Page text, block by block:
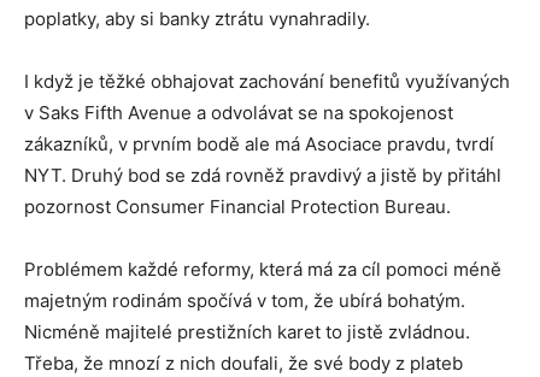
poplatky, aby si banky ztrátu vynahradily.
I když je těžké obhajovat zachování benefitů využívaných
v Saks Fifth Avenue a odvolávat se na spokojenost
zákazníků, v prvním bodě ale má Asociace pravdu, tvrdí
NYT. Druhý bod se zdá rovněž pravdivý a jistě by přitáhl
pozornost Consumer Financial Protection Bureau.
Problémem každé reformy, která má za cíl pomoci méně
majetným rodinám spočívá v tom, že ubírá bohatým.
Nicméně majitelé prestižních karet to jistě zvládnou.
Třeba, že mnozí z nich doufali, že své body z plateb